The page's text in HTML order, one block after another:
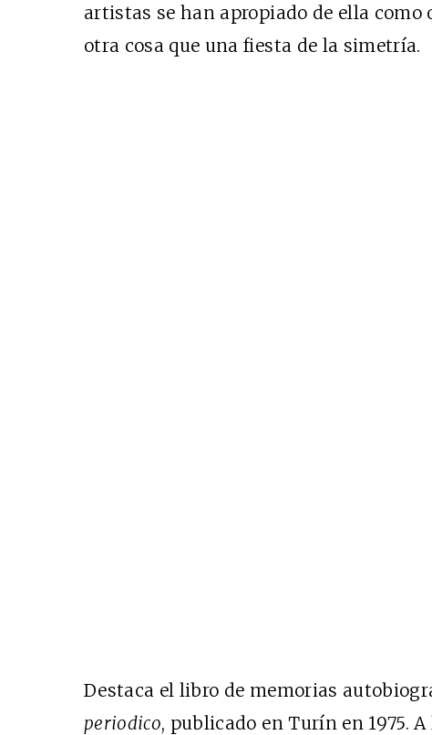
artistas se han apropiado de ella como
otra cosa que una fiesta de la simetría.
Destaca el libro de memorias
periodico, publicado en Turín en 1975.